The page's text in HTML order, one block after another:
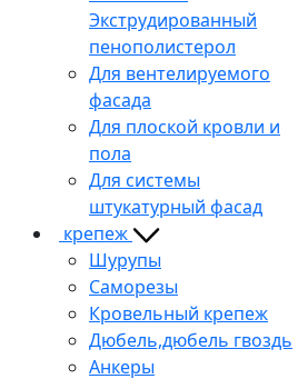
Экструдированный
пенополистерол
Для вентелируемого
фасада
Для плоской кровли и
пола
Для системы
штукатурный фасад
крепеж
Шурупы
Саморезы
Кровельный крепеж
Дюбель,дюбель гвоздь
Анкеры